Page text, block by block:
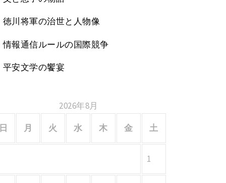
徳川将軍の治世と人物像
情報通信ルールの国際競争
平安文学の饗宴
2026年8月
月 火 水 木 金 土
1